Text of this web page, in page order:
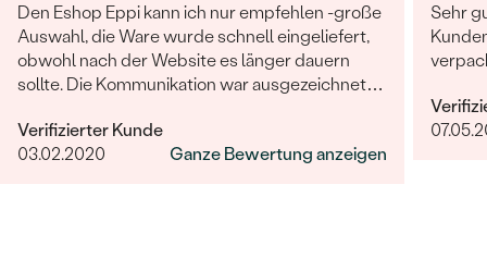
Den Eshop Eppi kann ich nur empfehlen -große
Auswahl, die Ware wurde schnell eingeliefert,
obwohl nach der Website es länger dauern
sollte. Die Kommunikation war ausgezeichnet
hochqualität! Sehr sehr zufrieden.
Verifizierter Kunde
03.02.2020
Ganze Bewertung anzeigen
Sehr